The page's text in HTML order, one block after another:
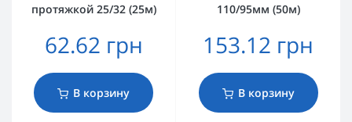
протяжкой 25/32 (25м)
62.62 грн
В корзину
110/95мм (50м)
153.12 грн
В корзину